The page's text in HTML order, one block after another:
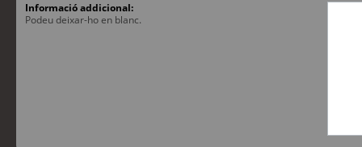
Informació addicional:
Podeu deixar-ho en blanc.